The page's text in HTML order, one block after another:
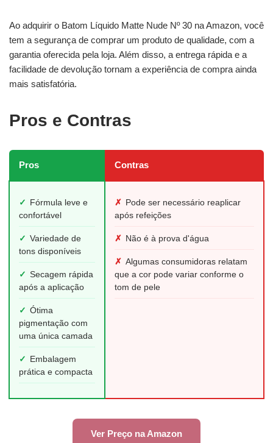
Ao adquirir o Batom Líquido Matte Nude Nº 30 na Amazon, você
tem a segurança de comprar um produto de qualidade, com a
garantia oferecida pela loja. Além disso, a entrega rápida e a
facilidade de devolução tornam a experiência de compra ainda
mais satisfatória.
Pros e Contras
Pros Contras
✓
Fórmula leve e
confortável
✓ Variedade de
tons disponíveis
✓ Secagem rápida
após a aplicação
✓ Ótima
pigmentação com
uma única camada
✓
Embalagem
prática e compacta
✗ Pode ser necessário reaplicar
após refeições
✗ Não é à prova d'água
✗ Algumas consumidoras relatam
que a cor pode variar conforme o
tom de pele
Ver Preço na Amazon